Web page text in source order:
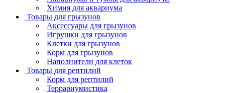
Химия для аквариума
Товары для грызунов
Аксессуары для грызунов
Игрушки для грызунов
Клетки для грызунов
Корм для грызунов
Наполнители для клеток
Товары для рептилий
Корм для рептилий
Террариумистика